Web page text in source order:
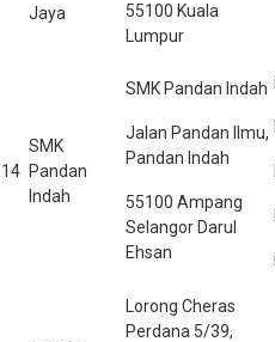
Jaya
55100 Kuala
Lumpur
14
SMK
Pandan
Indah
SMK Pandan Indah
Jalan Pandan Ilmu,
Pandan Indah
55100 Ampang
Selangor Darul
Ehsan
Lorong Cheras
Perdana 5/39,